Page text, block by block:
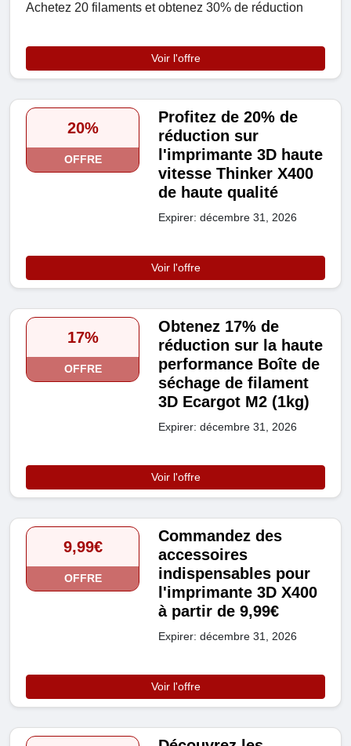
Achetez 20 filaments et obtenez 30% de réduction
Voir l'offre
20%
OFFRE
Profitez de 20% de
réduction sur
l'imprimante 3D haute
vitesse Thinker X400
de haute qualité
Expirer: décembre 31, 2026
Voir l'offre
17%
OFFRE
Obtenez 17% de
réduction sur la haute
performance Boîte de
séchage de filament
3D Ecargot M2 (1kg)
Expirer: décembre 31, 2026
Voir l'offre
9,99€
OFFRE
Commandez des
accessoires
indispensables pour
l'imprimante 3D X400
à partir de 9,99€
Expirer: décembre 31, 2026
Voir l'offre